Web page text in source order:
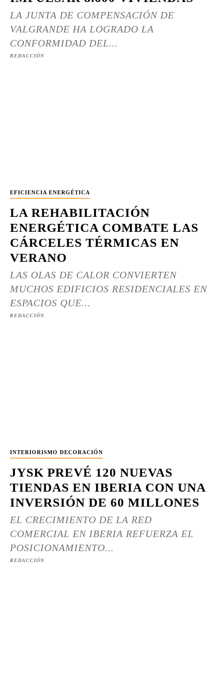
LA JUNTA DE COMPENSACIÓN DE
VALGRANDE HA LOGRADO LA
CONFORMIDAD DEL...
REDACCIÓN
EFICIENCIA ENERGÉTICA
LA REHABILITACIÓN
ENERGÉTICA COMBATE LAS
CÁRCELES TÉRMICAS EN
VERANO
LAS OLAS DE CALOR CONVIERTEN
MUCHOS EDIFICIOS RESIDENCIALES EN
ESPACIOS QUE...
REDACCIÓN
INTERIORISMO DECORACIÓN
JYSK PREVÉ 120 NUEVAS
TIENDAS EN IBERIA CON UNA
INVERSIÓN DE 60 MILLONES
EL CRECIMIENTO DE LA RED
COMERCIAL EN IBERIA REFUERZA EL
POSICIONAMIENTO...
REDACCIÓN